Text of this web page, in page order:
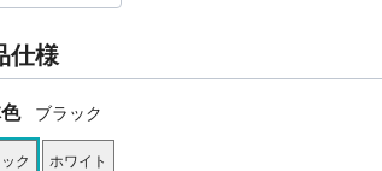
仕様
ブラック
ク ホワイト